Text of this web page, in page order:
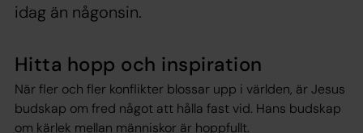
idag än någonsin.
Hitta hopp och inspiration
När fler och fler konflikter blossar upp i världen, är Jesus
budskap om fred något att hålla fast vid. Hans budskap
om kärlek mellan människor är hoppfullt.